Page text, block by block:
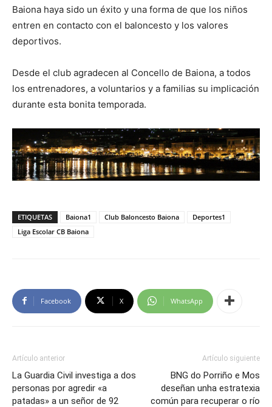
Baiona haya sido un éxito y una forma de que los niños
entren en contacto con el baloncesto y los valores
deportivos.
Desde el club agradecen al Concello de Baiona, a todos
los entrenadores, a voluntarios y a familias su implicación
durante esta bonita temporada.
ETIQUETAS Baiona1 Club Baloncesto Baiona
Deportes1
Liga Escolar CB Baiona
Facebook X WhatsApp
Artículo anterior
La Guardia Civil investiga a dos
personas por agredir «a
patadas» a un señor de 92
Artículo siguiente
BNG do Porriño e Mos
deseñan unha estratexia
común para recuperar o río